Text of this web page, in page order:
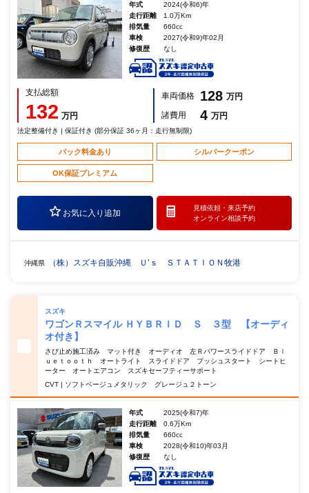
年式
2024(令和6)年
走行距離
1.0万Km
排気量
660cc
車検
2027(令和9)年02月
修復歴
なし
支払総額
132 万円
車両価格 128 万円
諸費用
4 万円
法定整備付き | 保証付き (部分保証 36ヶ月：走行無制限)
パック料金あり シルバークーポン
OK保証プレミアム
お気に入り追加
見積依頼・ 来店予約
オンライン相談予約
沖縄県 （株）スズキ自販沖縄 Ｕ’ｓ ＳＴＡＴＩＯＮ牧港
スズキ
ワゴンＲスマイル ＨＹＢＲＩＤ Ｓ ３型 【オーディ
オ付き】
さび止め施工済み マット付き オーディオ 左Ｒパワースライドドア Ｂｌ
ｕｅｔｏｏｔｈ オートライト スライドドア プッシュスタート シートヒ
ーター オートエアコン スズキセーフティーサポート
CVT | ソフトベージュメタリック グレージュ２トーン
年式
2025(令和7)年
走行距離
0.6万Km
排気量
660cc
車検
2028(令和10)年03月
修復歴
なし